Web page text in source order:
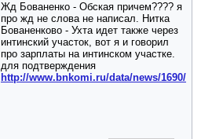
Жд Бованенко - Обская причем???? я
про жд не слова не написал. Нитка
Бованенково - Ухта идет также через
интинский участок, вот я и говорил
про зарплаты на интинском участке.
для подтверждения
http://www.bnkomi.ru/data/news/1690/